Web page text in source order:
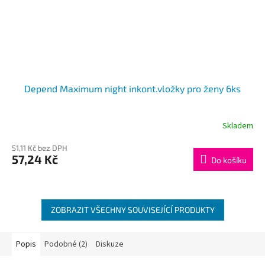
Depend Maximum night inkont.vložky pro ženy 6ks
Skladem
51,11 Kč bez DPH
57,24 Kč Do košíku
ZOBRAZIT VŠECHNY SOUVISEJÍCÍ PRODUKTY
Popis Podobné (2) Diskuze